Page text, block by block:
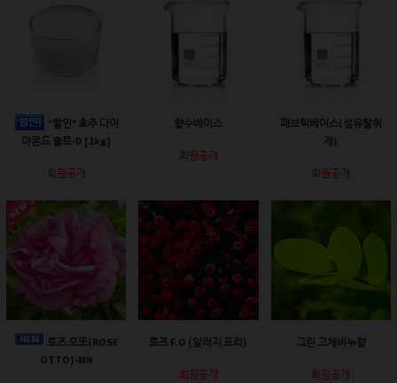
*할인* 호주 다이
아몬드 솔트-D [1kg]
회원공개
향수베이스
회원공개
패브릭베이스(섬유탈취
제)
회원공개
로즈 오또(ROSE
OTTO)-MN
로즈 F.O (알러지 프리)
회원공개
그린 고체비누향
회원공개